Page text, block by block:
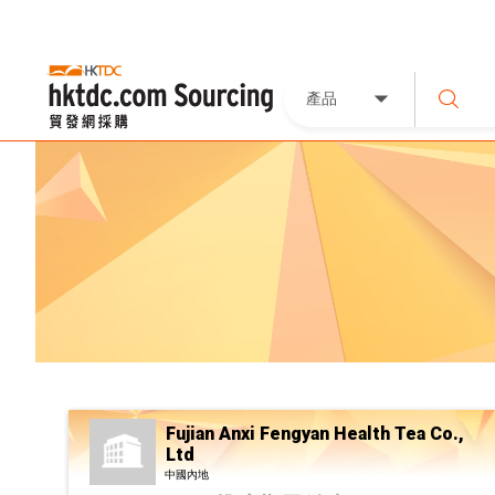
產品
Fujian Anxi Fengyan Health Tea Co.,
Ltd
中國內地